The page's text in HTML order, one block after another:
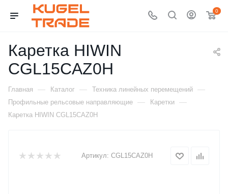
0
Каретка HIWIN
CGL15CAZ0H
Главная — Каталог — Техника линейных перемещений —
Профильные рельсовые направляющие — Каретки —
Каретка HIWIN CGL15CAZ0H
Артикул: CGL15CAZ0H